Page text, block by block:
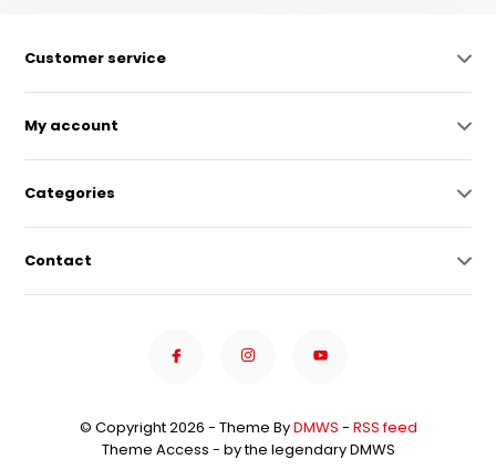
Customer service
My account
Categories
Contact
© Copyright 2026 - Theme ByDMWS - RSS feed
Theme Access - by the legendary DMWS